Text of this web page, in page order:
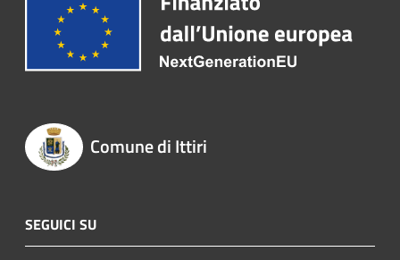
Comune di Ittiri
SEGUICI SU